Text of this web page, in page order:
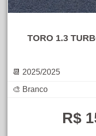
TORO 1.3
📆 2025/2025
🎨 Branco
R$